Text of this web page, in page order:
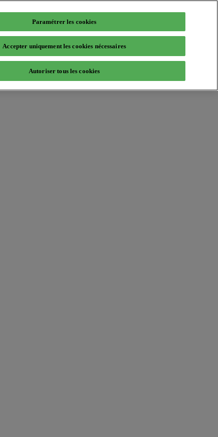
Paramétrer les cookies
Accepter uniquement les cookies nécessaires
Autoriser tous les cookies